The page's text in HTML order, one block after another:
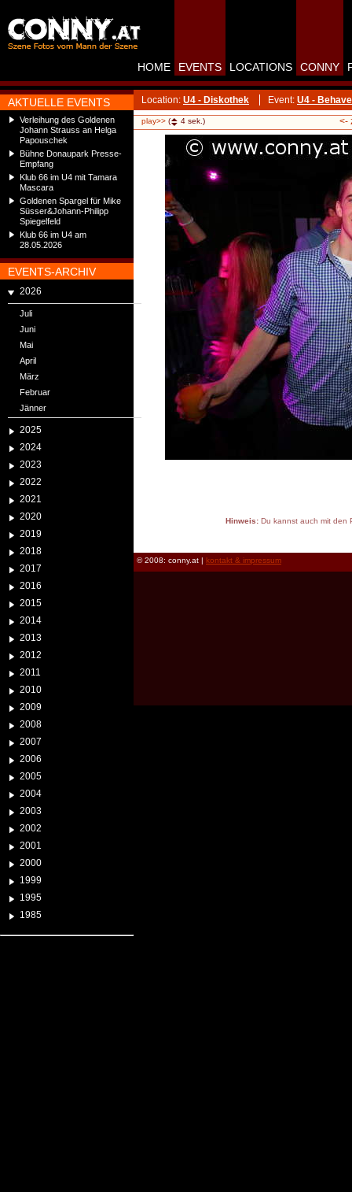
AKTUELLE EVENTS
Verleihung des Goldenen
Johann Strauss an Helga
Papouschek
Bühne Donaupark Presse-
Empfang
Klub 66 im U4 mit Tamara
Mascara
Goldenen Spargel für Mike
Süsser&Johann-Philipp
Spiegelfeld
Klub 66 im U4 am
28.05.2026
EVENTS-ARCHIV
2026
Juli
Juni
Mai
April
März
Februar
Jänner
2025
2024
2023
2022
2021
2020
2019
2018
2017
2016
2015
2014
2013
2012
2011
2010
2009
2008
2007
2006
2005
2004
2003
2002
2001
2000
1999
1995
1985
HOME EVENTS LOCATIONS CONNY
Location: U4 - Diskothek Event: U4 -
play>> ( 4 sek.) <-
Hinweis:Du kannst auch mit den
© 2008: conny.at | kontakt & impressum